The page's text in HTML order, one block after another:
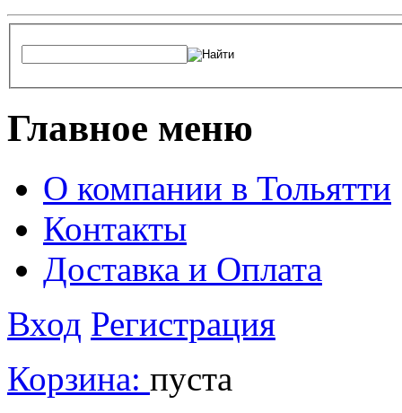
Главное меню
О компании в Тольятти
Контакты
Доставка и Оплата
Вход Регистрация
Корзина: пуста